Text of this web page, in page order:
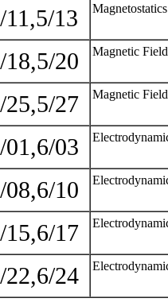
11,5/13
18,5/20 Magnetic
25,5/27 Magnetic
01,6/03
08,6/10
15,6/17
22,6/24